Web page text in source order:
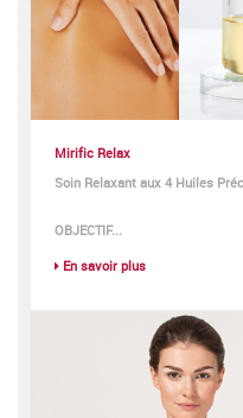
Mirific Relax
Soin Relaxant aux 4 Huiles
OBJECTIF...
En savoir plus